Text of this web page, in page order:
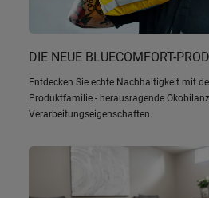
DIE NEUE BLUECOMFORT-
Entdecken Sie echte Nachhaltigkeit mit
Produktfamilie - herausragende
Verarbeitungseigenschaften.